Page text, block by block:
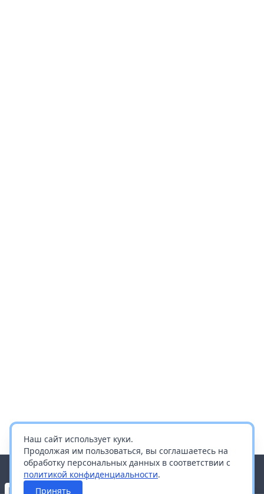
Наш сайт использует куки.
Продолжая им пользоваться, вы соглашаетесь на
обработку персональных данных в соответствии с
политикой конфиденциальности.
Принять